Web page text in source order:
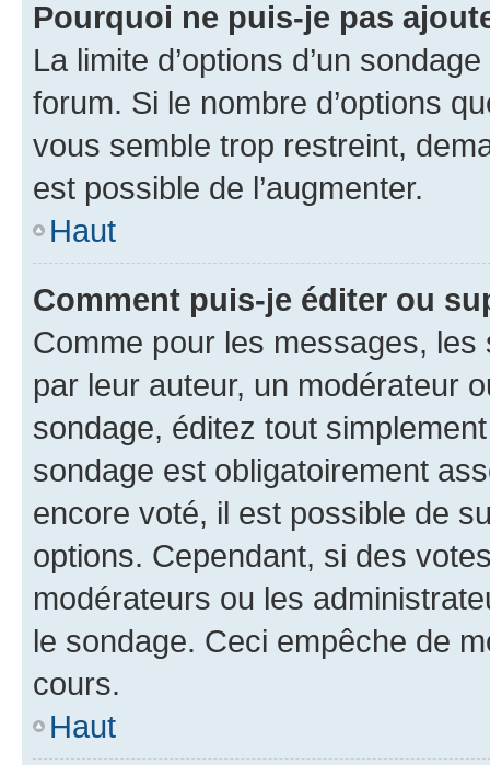
Pourquoi ne puis-je pas
La limite d’options d’un
forum. Si le nombre d’options
vous semble trop restreint,
est possible de l’augmenter.
Haut
Comment puis-je éditer ou
Comme pour les messages,
par leur auteur, un modérateur
sondage, éditez tout
sondage est obligatoirement
encore voté, il est possible de
options. Cependant, si des
modérateurs ou les
le sondage. Ceci empêche de
cours.
Haut